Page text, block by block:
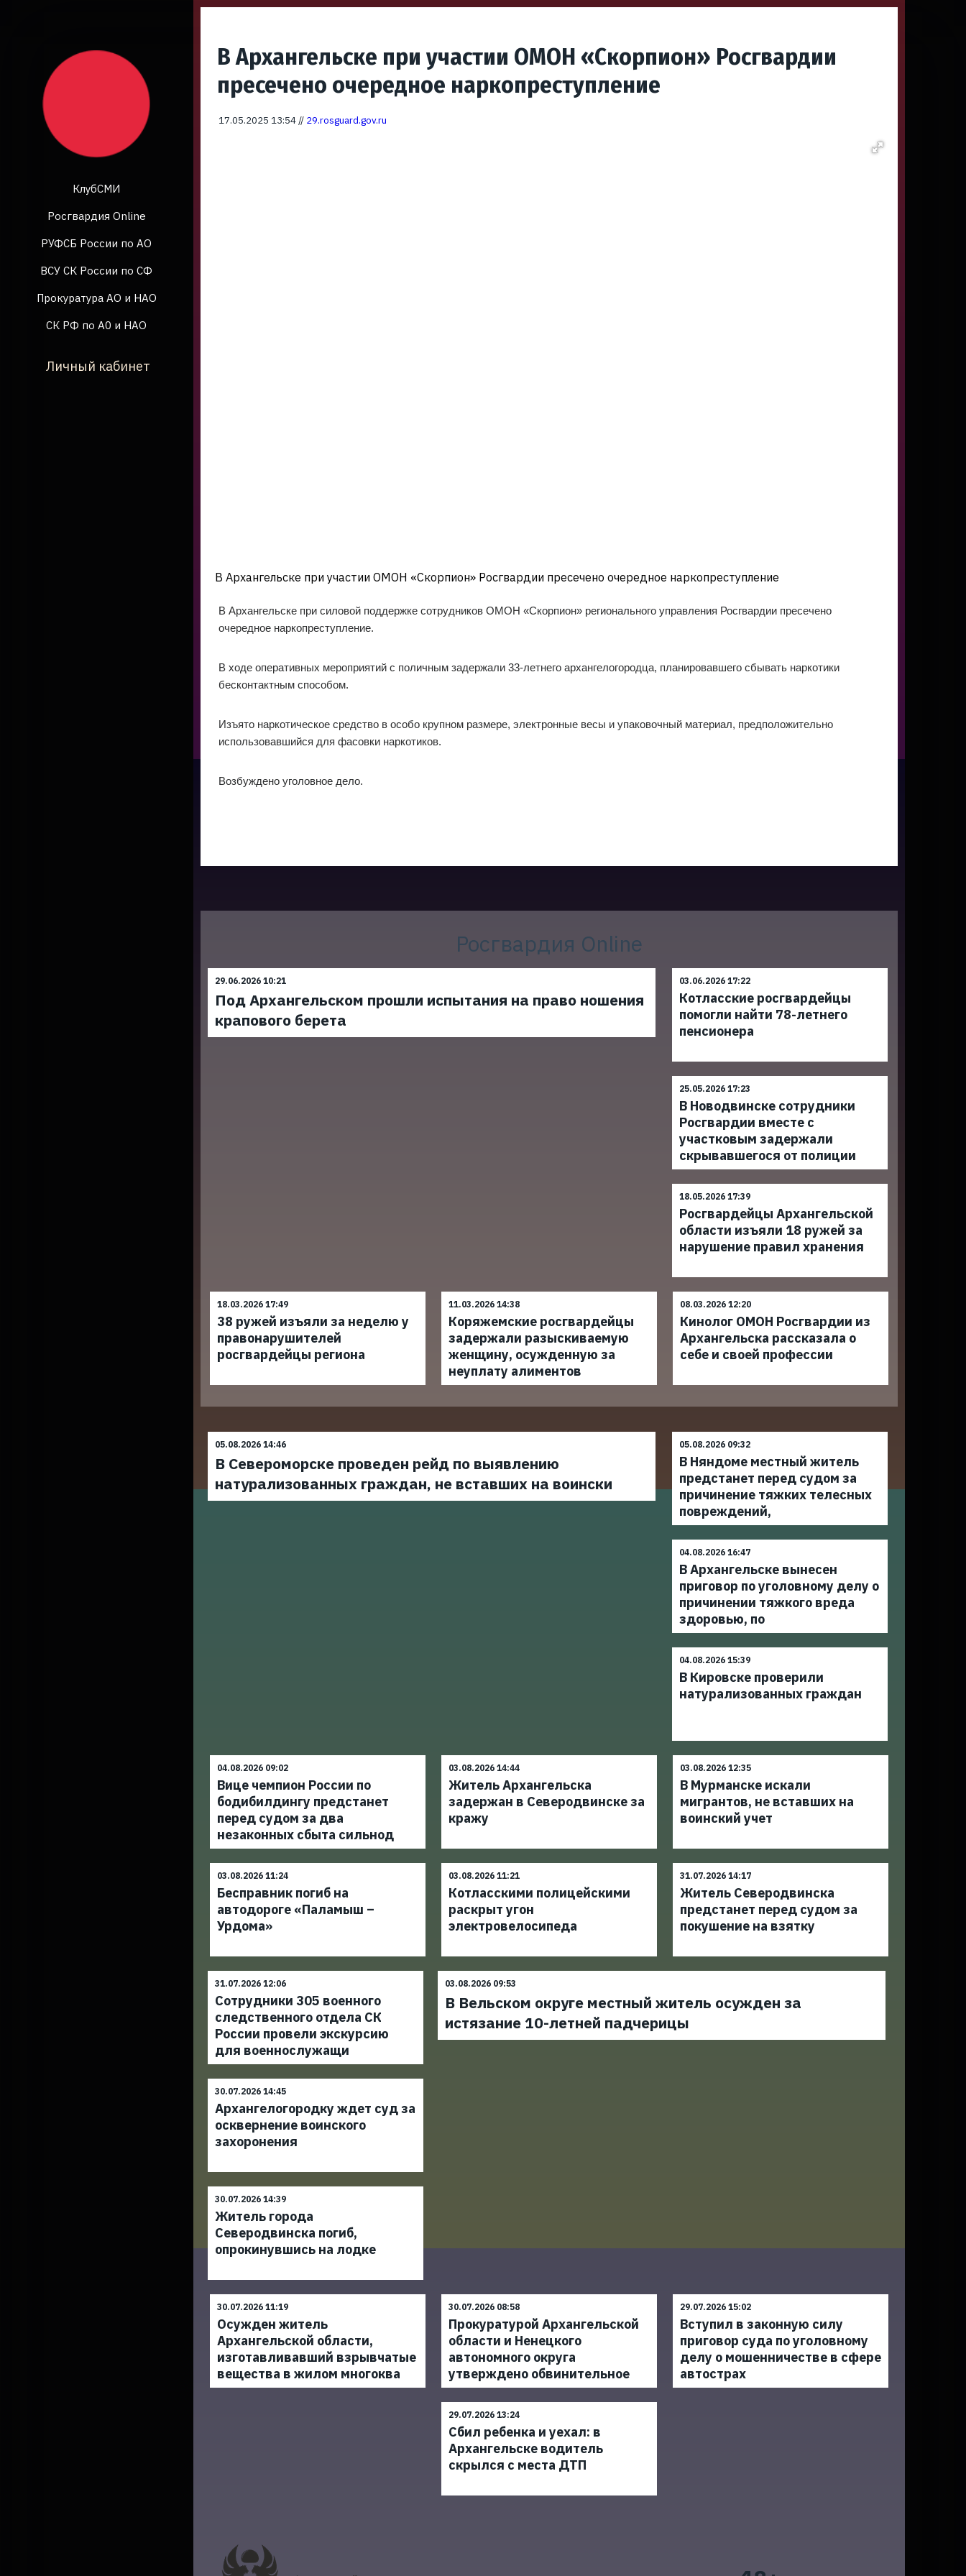
КлубСМИ
Росгвардия Online
РУФСБ России по АО
ВСУ СК России по СФ
Прокуратура АО и НАО
СК РФ по А0 и НАО
Личный кабинет
В Архангельске при участии ОМОН «Скорпион» Росгвардии
пресечено очередное наркопреступление
17.05.2025 13:54 // 29.rosguard.gov.ru
В Архангельске при участии ОМОН «Скорпион» Росгвардии пресечено очередное наркопреступление
В Архангельске при силовой поддержке сотрудников ОМОН «Скорпион» регионального управления Росгвардии пресечено
очередное наркопреступление.
В ходе оперативных мероприятий с поличным задержали 33-летнего архангелогородца, планировавшего сбывать наркотики
бесконтактным способом.
Изъято наркотическое средство в особо крупном размере, электронные весы и упаковочный материал, предположительно
использовавшийся для фасовки наркотиков.
Возбуждено уголовное дело.
Росгвардия Online
29.06.2026 10:21
Под Архангельском прошли испытания на право ношения
крапового берета
03.06.2026 17:22
Котласские росгвардейцы
помогли найти 78-летнего
пенсионера
25.05.2026 17:23
В Новодвинске сотрудники
Росгвардии вместе с
участковым задержали
скрывавшегося от полиции
18.05.2026 17:39
Росгвардейцы Архангельской
области изъяли 18 ружей за
нарушение правил хранения
18.03.2026 17:49
38 ружей изъяли за неделю у
правонарушителей
росгвардейцы региона
11.03.2026 14:38
Коряжемские росгвардейцы
задержали разыскиваемую
женщину, осужденную за
неуплату алиментов
08.03.2026 12:20
Кинолог ОМОН Росгвардии из
Архангельска рассказала о
себе и своей профессии
05.08.2026 14:46
В Североморске проведен рейд по выявлению
натурализованных граждан, не вставших на воински
05.08.2026 09:32
В Няндоме местный житель
предстанет перед судом за
причинение тяжких телесных
повреждений,
04.08.2026 16:47
В Архангельске вынесен
приговор по уголовному делу о
причинении тяжкого вреда
здоровью, по
04.08.2026 15:39
В Кировске проверили
натурализованных граждан
04.08.2026 09:02
Вице чемпион России по
бодибилдингу предстанет
перед судом за два
незаконных сбыта сильнод
03.08.2026 14:44
Житель Архангельска
задержан в Северодвинске за
кражу
03.08.2026 12:35
В Мурманске искали
мигрантов, не вставших на
воинский учет
03.08.2026 11:24
Бесправник погиб на
автодороге «Паламыш –
Урдома»
03.08.2026 11:21
Котласскими полицейскими
раскрыт угон
электровелосипеда
03.08.2026 09:53
В Вельском округе местный житель осужден за
истязание 10-летней падчерицы
31.07.2026 14:17
Житель Северодвинска
предстанет перед судом за
покушение на взятку
31.07.2026 12:06
Сотрудники 305 военного
следственного отдела СК
России провели экскурсию
для военнослужащи
30.07.2026 14:45
Архангелогородку ждет суд за
осквернение воинского
захоронения
30.07.2026 14:39
Житель города
Северодвинска погиб,
опрокинувшись на лодке
30.07.2026 11:19
Осужден житель
Архангельской области,
изготавливавший взрывчатые
вещества в жилом многоква
30.07.2026 08:58
Прокуратурой Архангельской
области и Ненецкого
автономного округа
утверждено обвинительное
29.07.2026 15:02
Вступил в законную силу
приговор суда по уголовному
делу о мошенничестве в сфере
автострах
29.07.2026 13:24
Сбил ребенка и уехал: в
Архангельске водитель
скрылся с места ДТП